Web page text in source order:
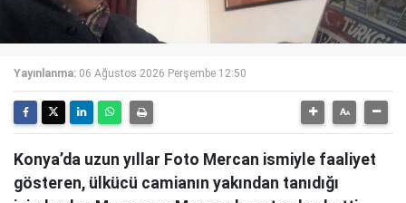
Yayınlanma: 06 Ağustos 2026 Perşembe 12:50
Konya’da uzun yıllar Foto Mercan ismiyle faaliyet
gösteren, ülkücü camianın yakından tanıdığı